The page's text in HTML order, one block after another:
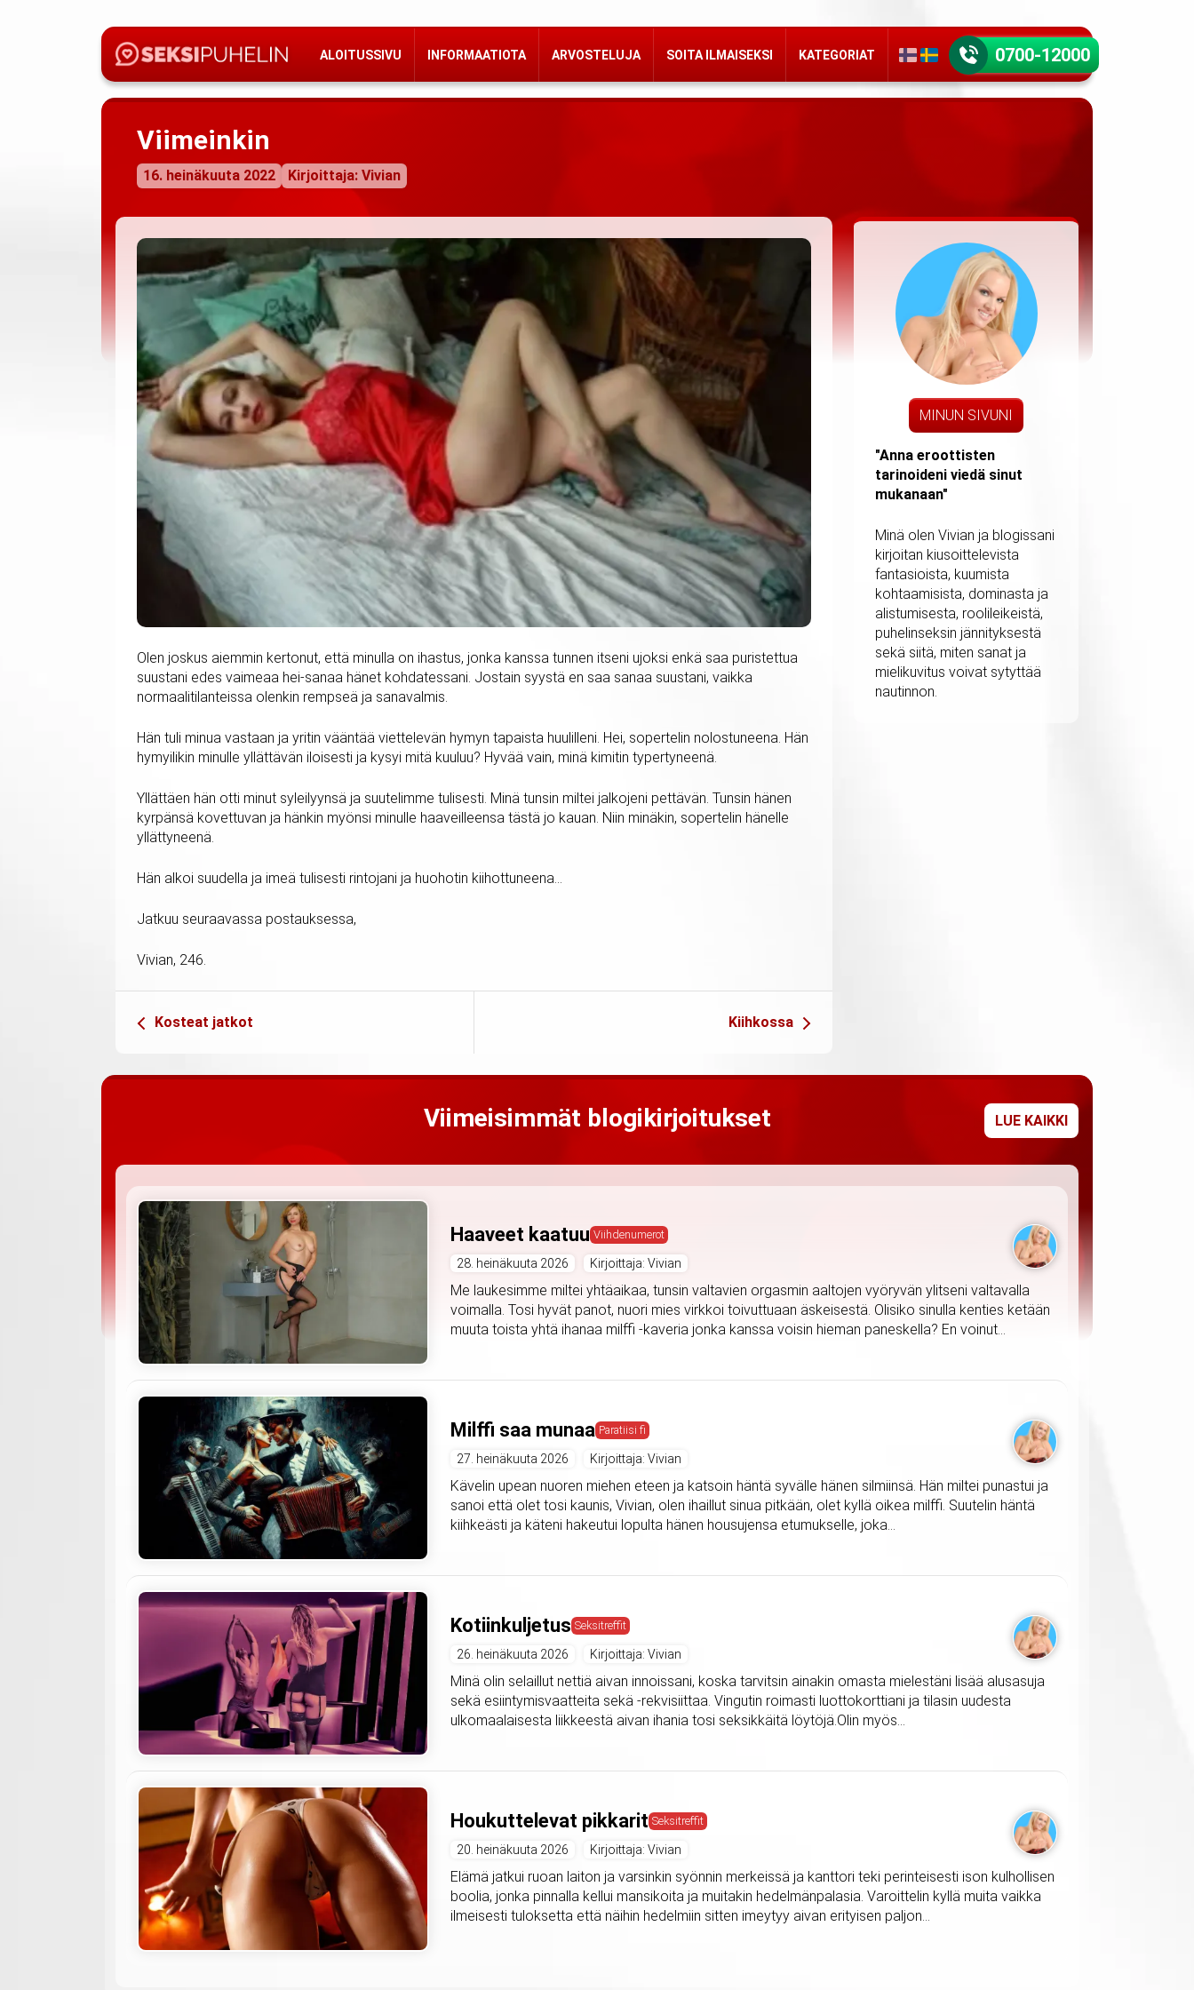
ALOITUSSIVU INFORMAATIOTA ARVOSTELUJA SOITA ILMAISEKSI KATEGORIAT 0700-12000
Viimeinkin
16. heinäkuuta 2022 Kirjoittaja: Vivian
Olen joskus aiemmin kertonut, että minulla on ihastus, jonka kanssa tunnen itseni ujoksi enkä saa puristettua
suustani edes vaimeaa hei-sanaa hänet kohdatessani. Jostain syystä en saa sanaa suustani, vaikka
normaalitilanteissa olenkin rempseä ja sanavalmis.
Hän tuli minua vastaan ja yritin vääntää viettelevän hymyn tapaista huulilleni. Hei, sopertelin nolostuneena. Hän
hymyilikin minulle yllättävän iloisesti ja kysyi mitä kuuluu? Hyvää vain, minä kimitin typertyneenä.
Yllättäen hän otti minut syleilyynsä ja suutelimme tulisesti. Minä tunsin miltei jalkojeni pettävän. Tunsin hänen
kyrpänsä kovettuvan ja hänkin myönsi minulle haaveilleensa tästä jo kauan. Niin minäkin, sopertelin hänelle
yllättyneenä.
Hän alkoi suudella ja imeä tulisesti rintojani ja huohotin kiihottuneena…
Jatkuu seuraavassa postauksessa,
Vivian, 246.
Kosteat jatkot Kiihkossa
MINUN SIVUNI
"Anna eroottisten
tarinoideni viedä sinut
mukanaan"
Minä olen Vivian ja blogissani
kirjoitan kiusoittelevista
fantasioista, kuumista
kohtaamisista, dominasta ja
alistumisesta, roolileikeistä,
puhelinseksin jännityksestä
sekä siitä, miten sanat ja
mielikuvitus voivat sytyttää
nautinnon.
Viimeisimmät blogikirjoitukset LUE KAIKKI
Haaveet kaatuu Viihdenumerot
28. heinäkuuta 2026 Kirjoittaja: Vivian
Me laukesimme miltei yhtäaikaa, tunsin valtavien orgasmin aaltojen vyöryvän ylitseni valtavalla
voimalla. Tosi hyvät panot, nuori mies virkkoi toivuttuaan äskeisestä. Olisiko sinulla kenties ketään
muuta toista yhtä ihanaa milffi -kaveria jonka kanssa voisin hieman paneskella? En voinut...
Milffi saa munaa Paratiisi fi
27. heinäkuuta 2026 Kirjoittaja: Vivian
Kävelin upean nuoren miehen eteen ja katsoin häntä syvälle hänen silmiinsä. Hän miltei punastui ja
sanoi että olet tosi kaunis, Vivian, olen ihaillut sinua pitkään, olet kyllä oikea milffi. Suutelin häntä
kiihkeästi ja käteni hakeutui lopulta hänen housujensa etumukselle, joka...
Kotiinkuljetus Seksitreffit
26. heinäkuuta 2026 Kirjoittaja: Vivian
Minä olin selaillut nettiä aivan innoissani, koska tarvitsin ainakin omasta mielestäni lisää alusasuja
sekä esiintymisvaatteita sekä -rekvisiittaa. Vingutin roimasti luottokorttiani ja tilasin uudesta
ulkomaalaisesta liikkeestä aivan ihania tosi seksikkäitä löytöjä.Olin myös...
Houkuttelevat pikkarit Seksitreffit
20. heinäkuuta 2026 Kirjoittaja: Vivian
Elämä jatkui ruoan laiton ja varsinkin syönnin merkeissä ja kanttori teki perinteisesti ison kulhollisen
boolia, jonka pinnalla kellui mansikoita ja muitakin hedelmänpalasia. Varoittelin kyllä muita vaikka
ilmeisesti tuloksetta että näihin hedelmiin sitten imeytyy aivan erityisen paljon...